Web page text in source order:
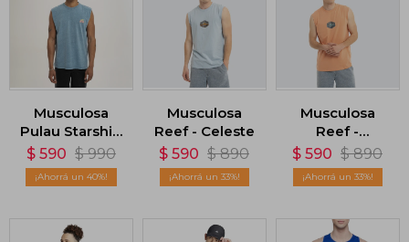
Musculosa
Pulau Starship
- Azul
$ 590 $ 990
40
Musculosa
Reef - Celeste
$ 590 $ 890
33
Musculosa
Reef -
Anaranjada
$ 590 $ 890
33